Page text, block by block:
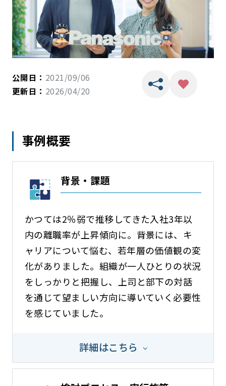
公開日： 2021/09/06
更新日： 2026/04/20
事例概要
背景・課題
かつては2％弱で推移してきた入社3年以
内の離職率が上昇傾向に。背景には、キ
ャリアについて悩む、若年層の価値観の変
化がありました。組織が一人ひとりの状況
をしっかりと把握し、上司と部下の対話
を通じて望ましい方向に導いていく必要性
を感じていました。
詳細はこちら